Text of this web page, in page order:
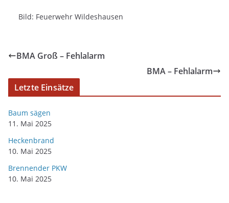
Bild: Feuerwehr Wildeshausen
BMA Groß – Fehlalarm
BMA – Fehlalarm
Letzte Einsätze
Baum sägen
11. Mai 2025
Heckenbrand
10. Mai 2025
Brennender PKW
10. Mai 2025